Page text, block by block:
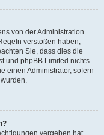
von der Administration
verstoßen haben,
Sie, dass dies die
und phpBB Limited nichts
einen Administrator, sofern
vergeben hat,